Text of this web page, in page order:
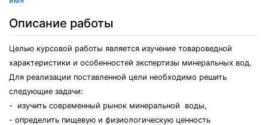
Описание работы
Целью курсовой работы является изучение товароведной
характеристики и особенностей экспертизы минеральных вод.
Для реализации поставленной цели необходимо решить
следующие задачи:
- изучить современный рынок минеральной воды,
- определить пищевую и физиологическую ценность